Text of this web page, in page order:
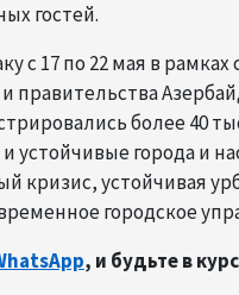
гостей.
с 17 по 22 мая в
более 40
устойчивые города и
кризис, устойчивая
городское
, и будьте в